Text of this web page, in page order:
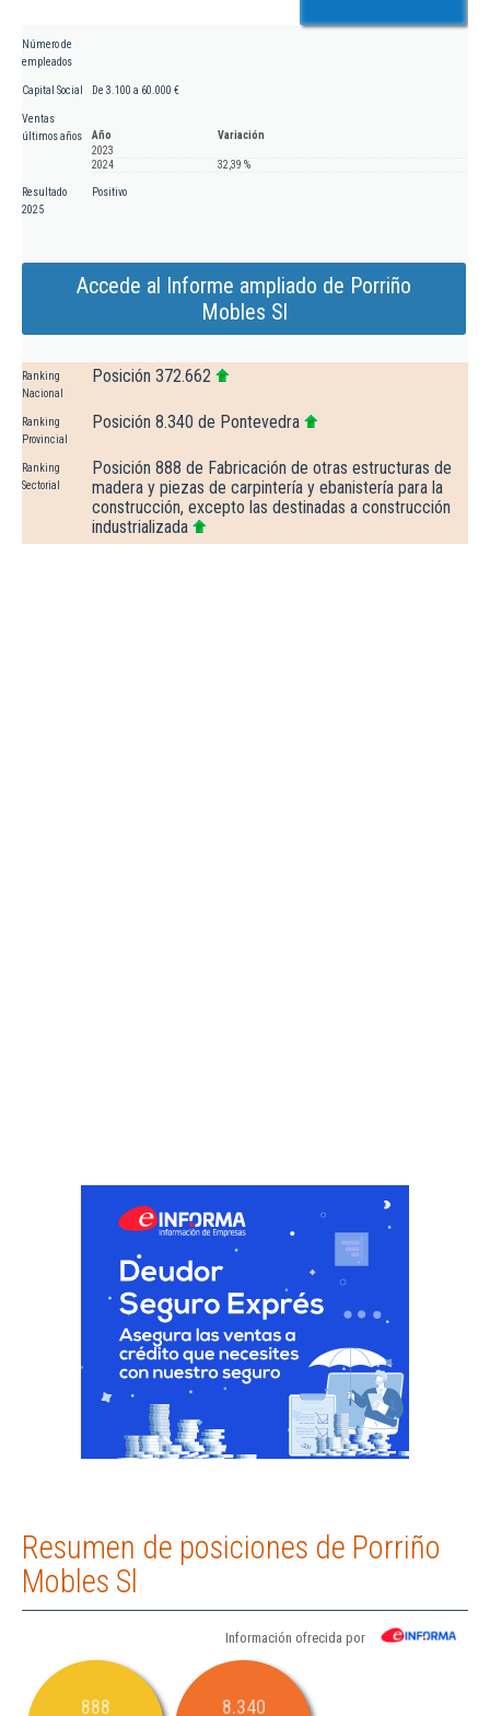
Número de
empleados
Capital Social De 3.100 a 60.000 €
Ventas
últimos años
Año
Variación
2023
2024
32,39 %
Resultado
2025
Positivo
Accede al Informe ampliado de Porriño
Mobles Sl
Ranking
Nacional
Posición 372.662
Ranking
Provincial
Posición 8.340 de Pontevedra
Ranking
Sectorial
Posición 888 de Fabricación de otras estructuras de
madera y piezas de carpintería y ebanistería para la
construcción, excepto las destinadas a construcción
industrializada
Resumen de posiciones de Porriño
Mobles Sl
Información ofrecida por
888 8.340